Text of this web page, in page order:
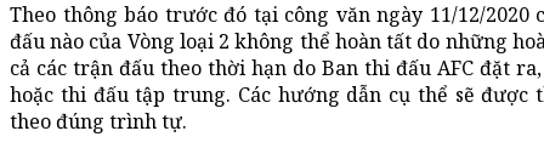
Theo thông báo trước đó tại công văn ngày 11/12/
đấu nào của Vòng loại 2 không thể hoàn tất do những
cả các trận đấu theo thời hạn do Ban thi đấu AFC đặt
hoặc thi đấu tập trung. Các hướng dẫn cụ thể sẽ
theo đúng trình tự.